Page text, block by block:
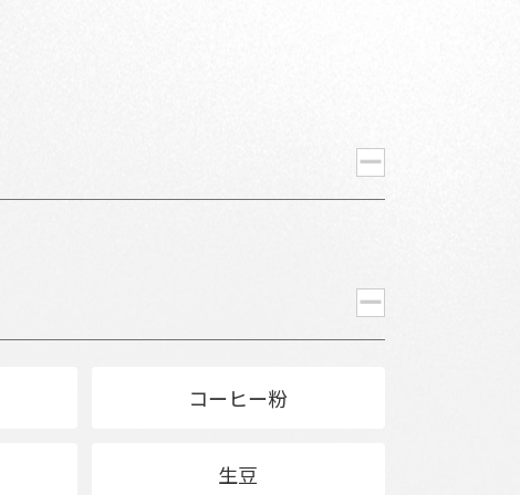
コーヒー粉
生豆